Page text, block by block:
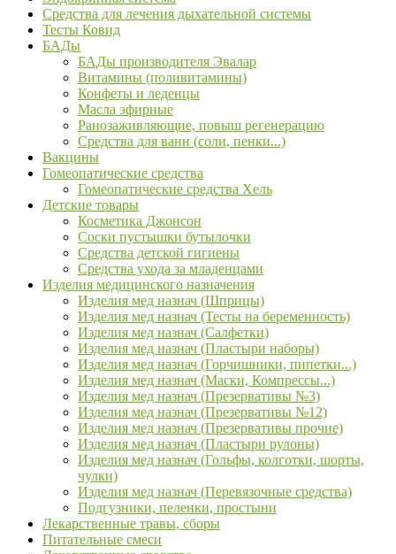
Средства для лечения дыхательной системы
Тесты Ковид
БАДы
БАДы производителя Эвалар
Витамины (поливитамины)
Конфеты и леденцы
Масла эфирные
Ранозаживляющие, повыш регенерацию
Средства для ванн (соли, пенки...)
Вакцины
Гомеопатические средства
Гомеопатические средства Хель
Детские товары
Косметика Джонсон
Соски пустышки бутылочки
Средства детской гигиены
Средства ухода за младенцами
Изделия медицинского назначения
Изделия мед назнач (Шприцы)
Изделия мед назнач (Тесты на беременность)
Изделия мед назнач (Салфетки)
Изделия мед назнач (Пластыри наборы)
Изделия мед назнач (Горчишники, пипетки...)
Изделия мед назнач (Маски, Компрессы...)
Изделия мед назнач (Презервативы №3)
Изделия мед назнач (Презервативы №12)
Изделия мед назнач (Презервативы прочие)
Изделия мед назнач (Пластыри рулоны)
Изделия мед назнач (Гольфы, колготки, шорты,
чулки)
Изделия мед назнач (Перевязочные средства)
Подгузники, пеленки, простыни
Лекарственные травы, сборы
Питательные смеси